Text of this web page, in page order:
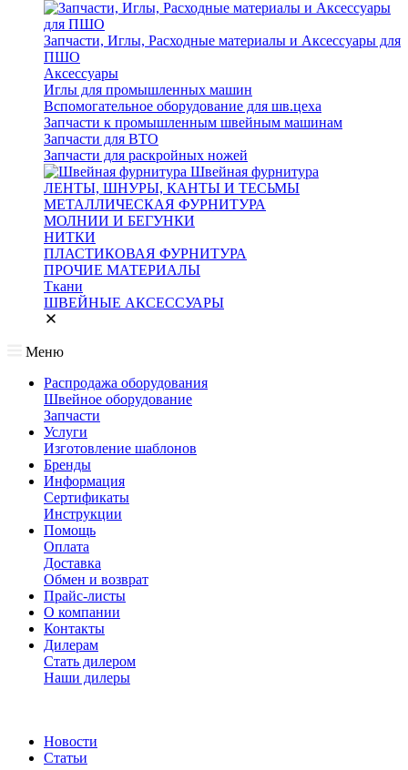
Запчасти, Иглы, Расходные материалы и Аксессуары для
ПШО
Аксессуары
Иглы для промышленных машин
Вспомогательное оборудование для шв.цеха
Запчасти к промышленным швейным машинам
Запчасти для ВТО
Запчасти для раскройных ножей
Швейная фурнитура
ЛЕНТЫ, ШНУРЫ, КАНТЫ И ТЕСЬМЫ
МЕТАЛЛИЧЕСКАЯ ФУРНИТУРА
МОЛНИИ И БЕГУНКИ
НИТКИ
ПЛАСТИКОВАЯ ФУРНИТУРА
ПРОЧИЕ МАТЕРИАЛЫ
Ткани
ШВЕЙНЫЕ АКСЕССУАРЫ
Меню
Распродажа оборудования
Швейное оборудование
Запчасти
Услуги
Изготовление шаблонов
Бренды
Информация
Сертификаты
Инструкции
Помощь
Оплата
Доставка
Обмен и возврат
Прайс-листы
О компании
Контакты
Дилерам
Стать дилером
Наши дилеры
Новости
Статьи